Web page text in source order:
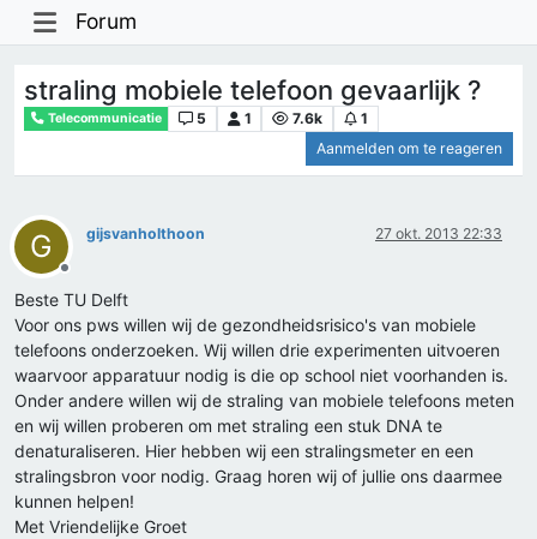
Forum
straling mobiele telefoon gevaarlijk ?
Telecommunicatie 5 1 7.6k
1
Aanmelden om te reageren
G
Offline
gijsvanholthoon 27 okt. 2013 22:33
Beste TU Delft
Voor ons pws willen wij de gezondheidsrisico's van mobiele
telefoons onderzoeken. Wij willen drie experimenten uitvoeren
waarvoor apparatuur nodig is die op school niet voorhanden is.
Onder andere willen wij de straling van mobiele telefoons meten
en wij willen proberen om met straling een stuk DNA te
denaturaliseren. Hier hebben wij een stralingsmeter en een
stralingsbron voor nodig. Graag horen wij of jullie ons daarmee
kunnen helpen!
Met Vriendelijke Groet